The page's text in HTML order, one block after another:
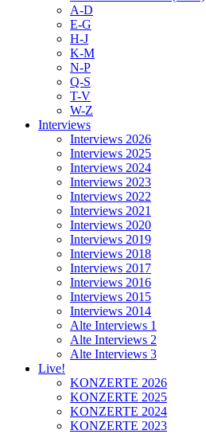
A-D
E-G
H-J
K-M
N-P
Q-S
T-V
W-Z
Interviews
Interviews 2026
Interviews 2025
Interviews 2024
Interviews 2023
Interviews 2022
Interviews 2021
Interviews 2020
Interviews 2019
Interviews 2018
Interviews 2017
Interviews 2016
Interviews 2015
Interviews 2014
Alte Interviews 1
Alte Interviews 2
Alte Interviews 3
Live!
KONZERTE 2026
KONZERTE 2025
KONZERTE 2024
KONZERTE 2023